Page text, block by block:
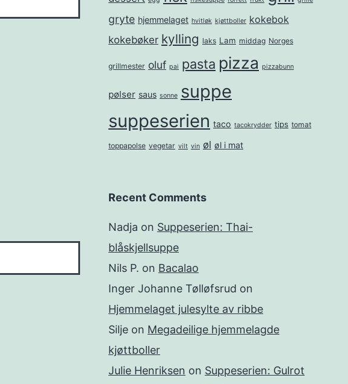
gryte hjemmelaget hvitløk kjøttboller kokebok
kokebøker kylling laks Lam middag Norges
grillmester oluf pai pasta pizza pizzabunn
pølser saus sonne suppe
suppeserien taco tacokrydder tips tomat
toppapolse vegetar vilt vin øl øl i mat
Recent Comments
Nadja on Suppeserien: Thai-
blåskjellsuppe
Nils P. on Bacalao
Inger Johanne Tølløfsrud on
Hjemmelaget julesylte av ribbe
Silje on Megadeilige hjemmelagde
kjøttboller
Julie Henriksen on Suppeserien: Gulrot